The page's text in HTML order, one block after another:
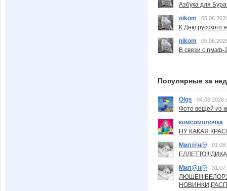
Азбука для
nikom
К Дню русского
nikom
В связи с пмэф-
Популярные за
Olgs 04.08.2026
Фото вещей из
комсомолочка
НУ КАКАЯ
Мил@н@
Мил@н@